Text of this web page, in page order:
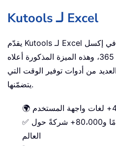
Kutools لـ Excel
يقدّم Kutools لـ Excel ميزات متقدمة تُبسّط عملك في إكسل
2010–2024 ومايكروسوفت 365، وهذه الميزة المذكورة أعلاه
من أدوات توفير الوقت التي
يتضمّنها.
✅ يثق به 500،000+ مستخدمًا و80،000+ شركةً حول
العالم